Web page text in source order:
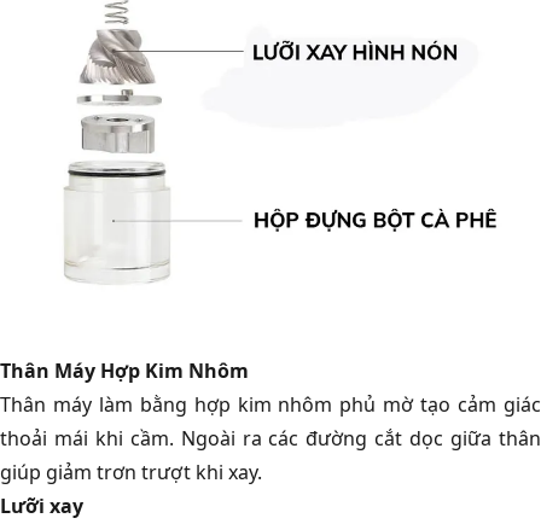
Thân Máy Hợp Kim Nhôm
Thân máy làm bằng hợp kim nhôm phủ mờ tạo cảm giác
thoải mái khi cầm. Ngoài ra các đường cắt dọc giữa thân
giúp giảm trơn trượt khi xay.
Lưỡi xay